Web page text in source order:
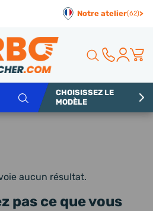
Notre atelier(62)>
CHOISISSEZ LE
MODÈLE
aucun résultat.
pas ce que vous